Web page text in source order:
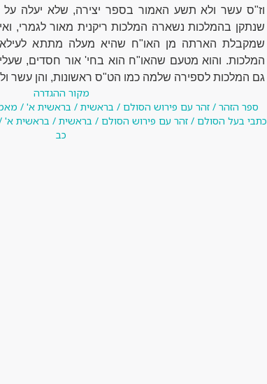
וז"ס עשר ולא תשע האמור בספר יצירה, שלא יעלה
שנתקן בהמלכות נשארה המלכות ריקנית מאור לגמרי,
שמקבלת הארתה מן האו"ח שהיא מעלה מתתא
המלכות. והוא מטעם שהאו"ח הוא בחי' אור חסדים,
גם המלכות לספירה שלמה כמו הט"ס ראשונות, והן עשר
מקור ההגדרה
ספר הזהר / זהר עם פירוש הסולם / בראשית / בראשית א' /
כתבי בעל הסולם / זהר עם פירוש הסולם / בראשית / בראשית א'
כב